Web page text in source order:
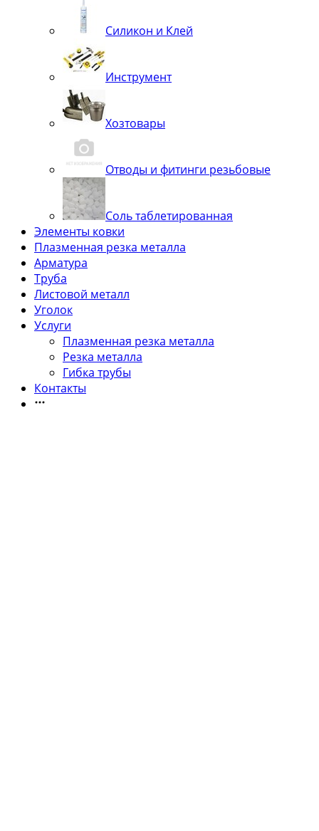
Силикон и Клей
Инструмент
Хозтовары
Отводы и фитинги резьбовые
Соль таблетированная
Элементы ковки
Плазменная резка металла
Арматура
Труба
Листовой металл
Уголок
Услуги
Плазменная резка металла
Резка металла
Гибка трубы
Контакты